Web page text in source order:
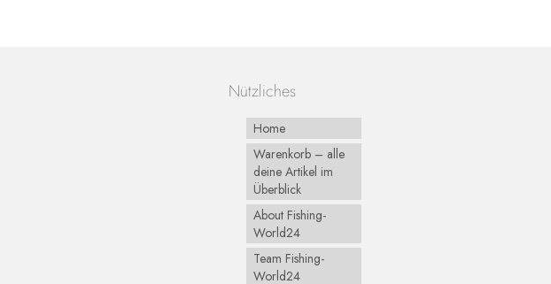
Nützliches
Home
Warenkorb – alle
deine Artikel im
Überblick
About Fishing-
World24
Team Fishing-
World24